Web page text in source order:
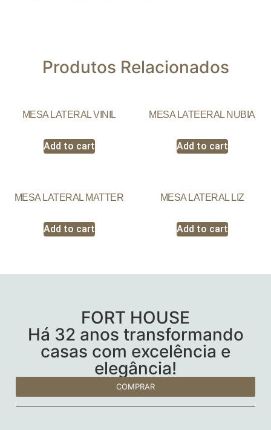
Produtos Relacionados
MESA LATERAL VINIL
Add to cart
MESA LATEERAL NUBIA
Add to cart
MESA LATERAL MATTER
Add to cart
MESA LATERAL LIZ
Add to cart
FORT HOUSE
Há 32 anos transformando
casas com excelência e
elegância!
COMPRAR